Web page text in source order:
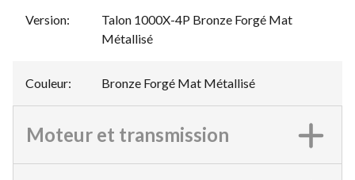
Version:
Talon 1000X-4P Bronze Forgé Mat
Métallisé
Couleur: Bronze Forgé Mat Métallisé
Moteur et transmission